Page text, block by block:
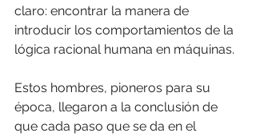
claro: encontrar la manera de
introducir los comportamientos de la
lógica racional humana en máquinas.
Estos hombres, pioneros para su
época, llegaron a la conclusión de
que cada paso que se da en el